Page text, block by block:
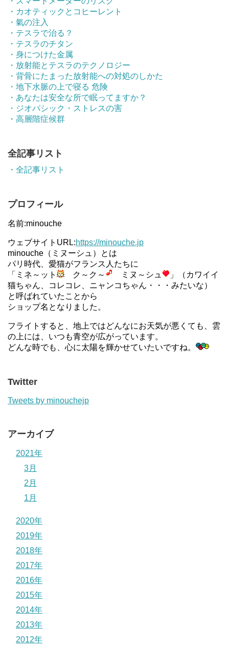
・カオティックとコヒーレント
・氣の注入
・テスラで治る？
・テスラのチタン
・身につけた金属
・放射能とテスラのテクノロジー
・背骨にたまった放射能への対処のしかた
・地下水脈の上で寝る 危険
・あなたは安全な所で眠ってますか？
・ジオパシック・ストレスの害
・高層階症候群
全記事リスト
・全記事リスト
プロフィール
名前:minouche
ウェブサイトURL:https://minouche.jp
minouche（ミヌーシュ）とは
パリ時代、愛猫がフランス人たちに
「ミネ～ット
ク～ク～ ミヌ～シュ
」（カワイイ
猫ちゃん、コレコレ、ニャンコちゃん・・・みたいな）
と呼ばれていたことから
ショップ名となりました。
フライトすると、地上ではどんなにお天気が悪くても、雲
の上には、いつも青空が広がっています。
どんな時でも、心に太陽を輝かせていたいですね。
Twitter
Tweets by minouchejp
アーカイブ
2021年
3月
2月
1月
2020年
2019年
2018年
2017年
2016年
2015年
2014年
2013年
2012年